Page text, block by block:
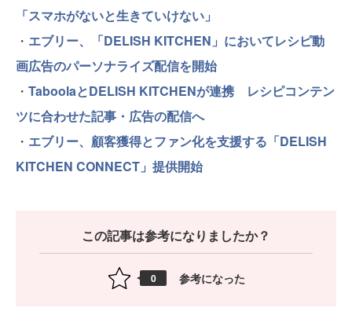
「スマホがないと生きていけない」
・ エブリー、「DELISH KITCHEN」においてレシピ動
画広告のパーソナライズ配信を開始
・ TaboolaとDELISH KITCHENが連携 レシピコンテン
ツに合わせた記事・広告の配信へ
・ エブリー、顧客獲得とファン化を支援する「DELISH
KITCHEN CONNECT」提供開始
この記事は参考になりましたか？
0 参考になった